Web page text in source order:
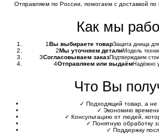
Отправляем по России, помогаем с доставкой
Как мы
1 Вы выбираете товарЗащита днища
2 Мы уточняем деталиМодель
3Согласовываем заказПодтверждаем
4Отправляем или выдаёмНадёжно
Что Вы
✓ Подходящий товар, а не
✓ Экономию
✓ Консультацию от людей,
✓ Понятную обработку
✓ Поддержку